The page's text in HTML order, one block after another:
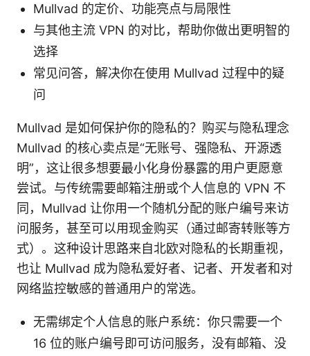
Mullvad 的定价、功能亮点与局限性
与其他主流 VPN 的对比，帮助你做出更明智的
选择
常见问答，解决你在使用 Mullvad 过程中的疑
问
Mullvad 是如何保护你的隐私的？购买与隐私理念
Mullvad 的核心卖点是“无账号、强隐私、开源透
明”，这让很多想要最小化身份暴露的用户更愿意
尝试。与传统需要邮箱注册或个人信息的 VPN 不
同，Mullvad 让你用一个随机分配的账户编号来访
问服务，甚至可以用现金购买（通过邮寄转账等方
式）。这种设计思路来自北欧对隐私的长期重视，
也让 Mullvad 成为隐私爱好者、记者、开发者和对
网络监控敏感的普通用户的常选。
无需绑定个人信息的账户系统：你只需要一个
16 位的账户编号即可访问服务，没有邮箱、没